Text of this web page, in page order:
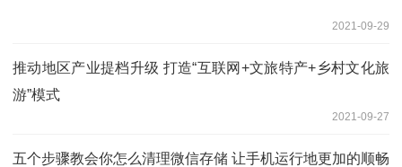
2021-09-29
推动地区产业提档升级 打造“互联网+文旅特产+乡村文化旅
游”模式
2021-09-27
五个步骤教会你怎么清理微信存储 让手机运行地更加的顺畅